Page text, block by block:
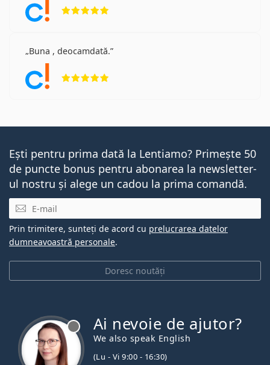
Buna , deocamdată.
Ești pentru prima dată la Lentiamo? Primește 50
de puncte bonus pentru abonarea la newsletter-
ul nostru și alege un cadou la prima comandă.
E-mail
Doresc noutăți
Prin trimitere, sunteți de acord cu prelucrarea datelor
dumneavoastră personale.
Ai nevoie de ajutor?
We also speak English
(Lu - Vi 9:00 - 16:30)